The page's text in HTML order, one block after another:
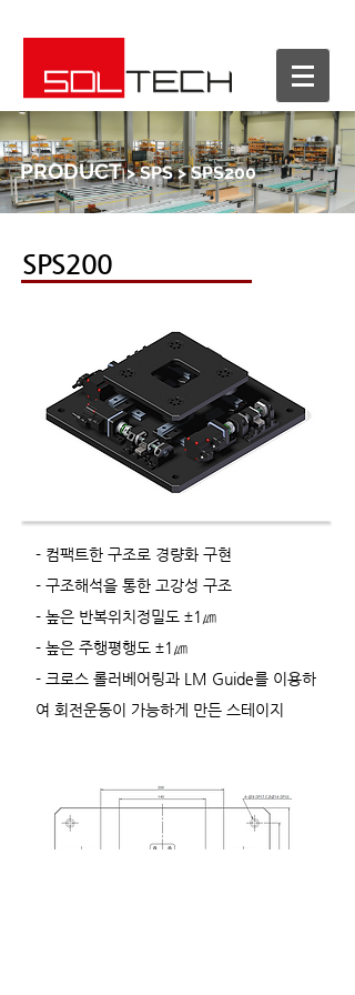
PRODUCT> SPS > SPS200
- 컴팩트한 구조로 경량화 구현
- 구조해석을 통한 고강성 구조
- 높은 반복위치정밀도 ±1㎛
- 높은 주행평행도 ±1㎛
- 크로스 롤러베어링과 LM Guide를 이용하
여 회전운동이 가능하게 만든 스테이지
SPS200